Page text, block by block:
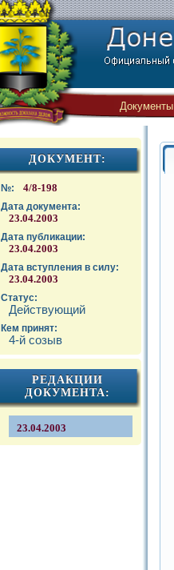
Документы
ДОКУМЕНТ:
№: 4/8-198
Дата документа:
23.04.2003
Дата публикации:
23.04.2003
Дата вступления в силу:
23.04.2003
Статус:
Действующий
Кем принят:
4-й созыв
РЕДАКЦИИ
ДОКУМЕНТА:
23.04.2003